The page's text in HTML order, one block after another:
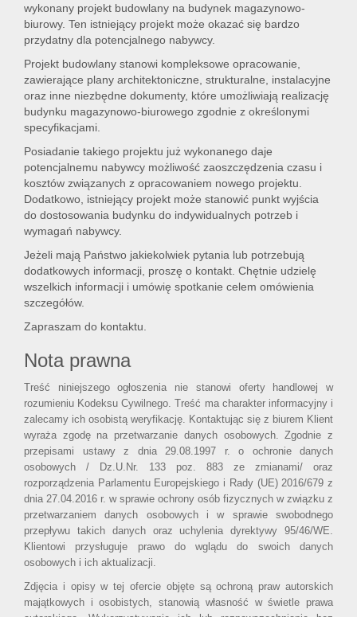
wykonany projekt budowlany na budynek magazynowo-
biurowy. Ten istniejący projekt może okazać się bardzo
przydatny dla potencjalnego nabywcy.
Projekt budowlany stanowi kompleksowe opracowanie,
zawierające plany architektoniczne, strukturalne, instalacyjne
oraz inne niezbędne dokumenty, które umożliwiają realizację
budynku magazynowo-biurowego zgodnie z określonymi
specyfikacjami.
Posiadanie takiego projektu już wykonanego daje
potencjalnemu nabywcy możliwość zaoszczędzenia czasu i
kosztów związanych z opracowaniem nowego projektu.
Dodatkowo, istniejący projekt może stanowić punkt wyjścia
do dostosowania budynku do indywidualnych potrzeb i
wymagań nabywcy.
Jeżeli mają Państwo jakiekolwiek pytania lub potrzebują
dodatkowych informacji, proszę o kontakt. Chętnie udzielę
wszelkich informacji i umówię spotkanie celem omówienia
szczegółów.
Zapraszam do kontaktu.
Nota prawna
Treść niniejszego ogłoszenia nie stanowi oferty handlowej w
rozumieniu Kodeksu Cywilnego. Treść ma charakter informacyjny i
zalecamy ich osobistą weryfikację. Kontaktując się z biurem Klient
wyraża zgodę na przetwarzanie danych osobowych. Zgodnie z
przepisami ustawy z dnia 29.08.1997 r. o ochronie danych
osobowych / Dz.U.Nr. 133 poz. 883 ze zmianami/ oraz
rozporządzenia Parlamentu Europejskiego i Rady (UE) 2016/679 z
dnia 27.04.2016 r. w sprawie ochrony osób fizycznych w związku z
przetwarzaniem danych osobowych i w sprawie swobodnego
przepływu takich danych oraz uchylenia dyrektywy 95/46/WE.
Klientowi przysługuje prawo do wglądu do swoich danych
osobowych i ich aktualizacji.
Zdjęcia i opisy w tej ofercie objęte są ochroną praw autorskich
majątkowych i osobistych, stanowią własność w świetle prawa